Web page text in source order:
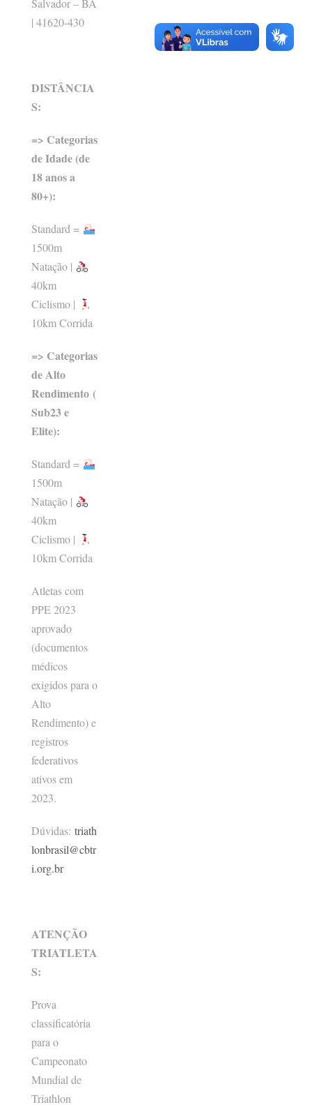
Salvador – BA
| 41620-430
DISTÂNCIA
S:
=> Categorias
de Idade (de
18 anos a
80+):
Standard =
1500m
Natação |
40km
Ciclismo |
10km Corrida
=> Categorias
de Alto
Rendimento (
Sub23 e
Elite):
Standard =
1500m
Natação |
40km
Ciclismo |
10km Corrida
Atletas com
PPE 2023
aprovado
(documentos
médicos
exigidos para o
Alto
Rendimento) e
registros
federativos
ativos em
2023.
Dúvidas: triath
lonbrasil@cbtr
i.org.br
ATENÇÃO
TRIATLETA
S:
Prova
classificatória
para o
Campeonato
Mundial de
Triathlon